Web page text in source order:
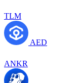
TLM
AED
ANKR